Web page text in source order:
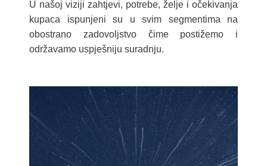
U našoj viziji zahtjevi, potrebe, želje i očekivanja
kupaca ispunjeni su u svim segmentima na
obostrano zadovoljstvo čime postižemo i
održavamo uspješniju suradnju.